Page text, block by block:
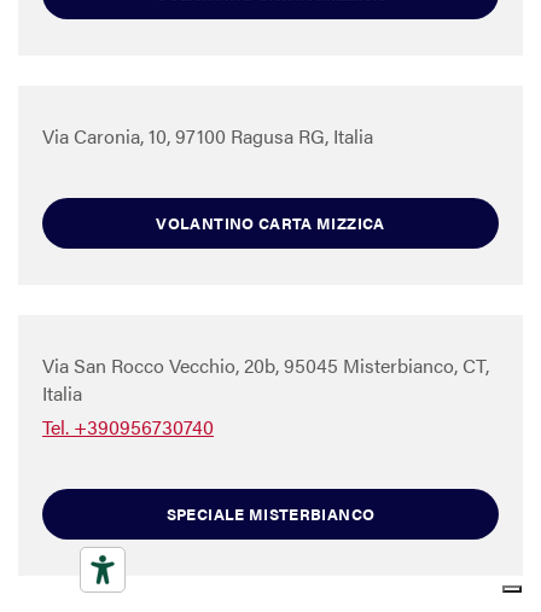
Via Caronia, 10, 97100 Ragusa RG, Italia
VOLANTINO CARTA MIZZICA
Via San Rocco Vecchio, 20b, 95045 Misterbianco, CT,
Italia
Tel. +390956730740
SPECIALE MISTERBIANCO